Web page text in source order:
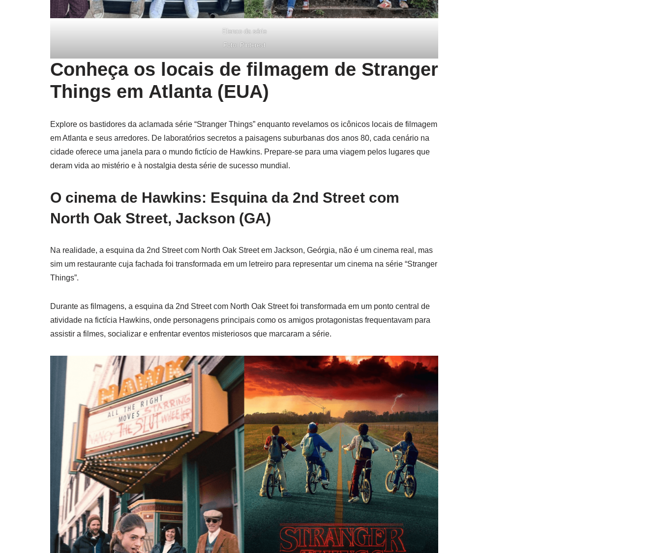
Elenco da série
Foto: Pinterest
Conheça os locais de filmagem de Stranger
Things em Atlanta (EUA)
Explore os bastidores da aclamada série “Stranger Things” enquanto revelamos os icônicos locais de filmagem
em Atlanta e seus arredores. De laboratórios secretos a paisagens suburbanas dos anos 80, cada cenário na
cidade oferece uma janela para o mundo fictício de Hawkins. Prepare-se para uma viagem pelos lugares que
deram vida ao mistério e à nostalgia desta série de sucesso mundial.
O cinema de Hawkins: Esquina da 2nd Street com
North Oak Street, Jackson (GA)
Na realidade, a esquina da 2nd Street com North Oak Street em Jackson, Geórgia, não é um cinema real, mas
sim um restaurante cuja fachada foi transformada em um letreiro para representar um cinema na série “Stranger
Things”.
Durante as filmagens, a esquina da 2nd Street com North Oak Street foi transformada em um ponto central de
atividade na fictícia Hawkins, onde personagens principais como os amigos protagonistas frequentavam para
assistir a filmes, socializar e enfrentar eventos misteriosos que marcaram a série.